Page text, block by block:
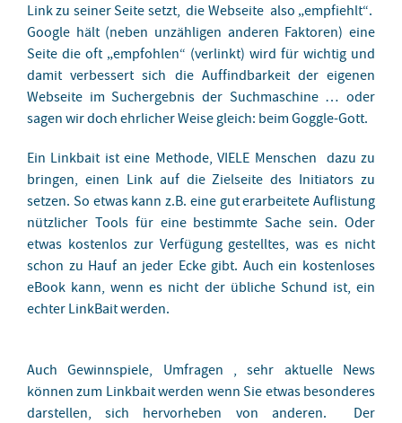
Link zu seiner Seite setzt, die Webseite also „empfiehlt“.
Google hält (neben unzähligen anderen Faktoren) eine
Seite die oft „empfohlen“ (verlinkt) wird für wichtig und
damit verbessert sich die Auffindbarkeit der eigenen
Webseite im Suchergebnis der Suchmaschine … oder
sagen wir doch ehrlicher Weise gleich: beim Goggle-Gott.
Ein Linkbait ist eine Methode, VIELE Menschen dazu zu
bringen, einen Link auf die Zielseite des Initiators zu
setzen. So etwas kann z.B. eine gut erarbeitete Auflistung
nützlicher Tools für eine bestimmte Sache sein. Oder
etwas kostenlos zur Verfügung gestelltes, was es nicht
schon zu Hauf an jeder Ecke gibt. Auch ein kostenloses
eBook kann, wenn es nicht der übliche Schund ist, ein
echter LinkBait werden.
Auch Gewinnspiele, Umfragen , sehr aktuelle News
können zum Linkbait werden wenn Sie etwas besonderes
darstellen, sich hervorheben von anderen. Der